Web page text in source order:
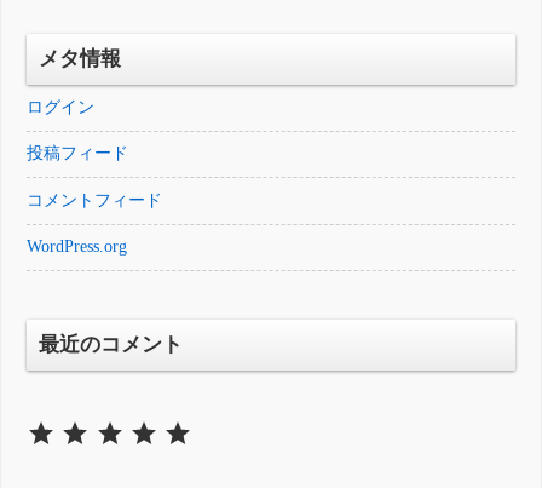
イ
ブメタ情報
ログイン
投稿フィード
コメントフィード
WordPress.org
最近のコメント
⭐ ⭐⭐